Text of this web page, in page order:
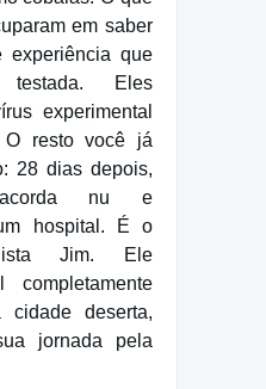
em saber
que
Eles
experimental
O resto você já
28 dias depois,
nu e
hospital. É o
Jim. Ele
deserta,
jornada pela